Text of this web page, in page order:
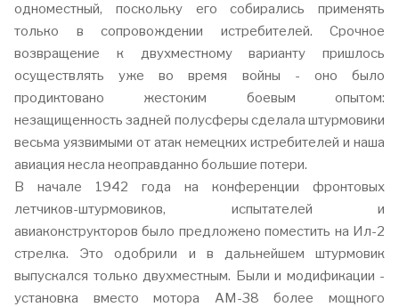
одноместный, поскольку его собирались применять
только в сопровождении истребителей. Срочное
возвращение к двухместному варианту пришлось
осуществлять уже во время войны - оно было
продиктовано жестоким боевым опытом:
незащищенность задней полусферы сделала штурмовики
весьма уязвимыми от атак немецких истребителей и наша
авиация несла неоправданно большие потери.
В начале 1942 года на конференции фронтовых
летчиков-штурмовиков, испытателей и
авиаконструкторов было предложено поместить на Ил-2
стрелка. Это одобрили и в дальнейшем штурмовик
выпускался только двухместным. Были и модификации -
установка вместо мотора АМ-38 более мощного